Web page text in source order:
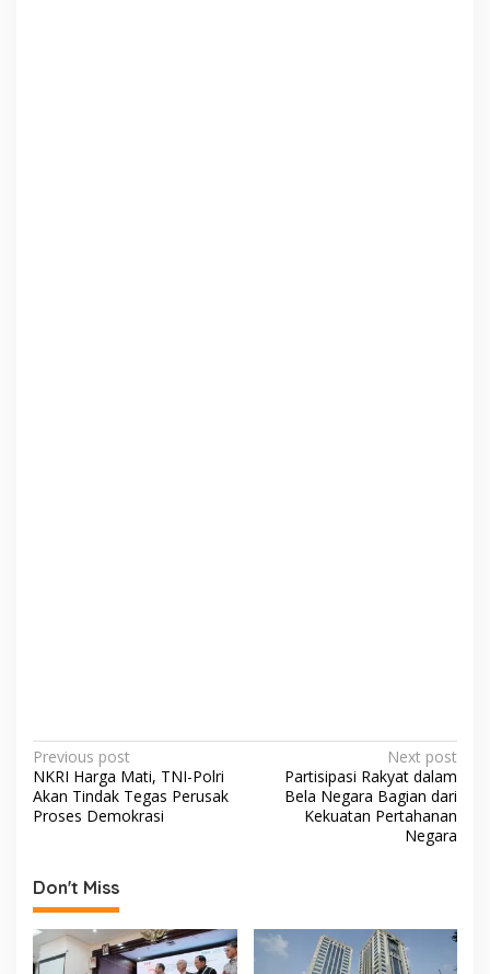
P
o
s
n
a
v
Previous post
NKRI Harga Mati, TNI-Polri
Akan Tindak Tegas Perusak
Proses Demokrasi
Next post
Partisipasi Rakyat dalam
Bela Negara Bagian dari
Kekuatan Pertahanan
Negara
Don't Miss